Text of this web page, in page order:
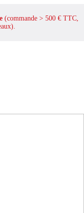
(commande > 500 € TTC,